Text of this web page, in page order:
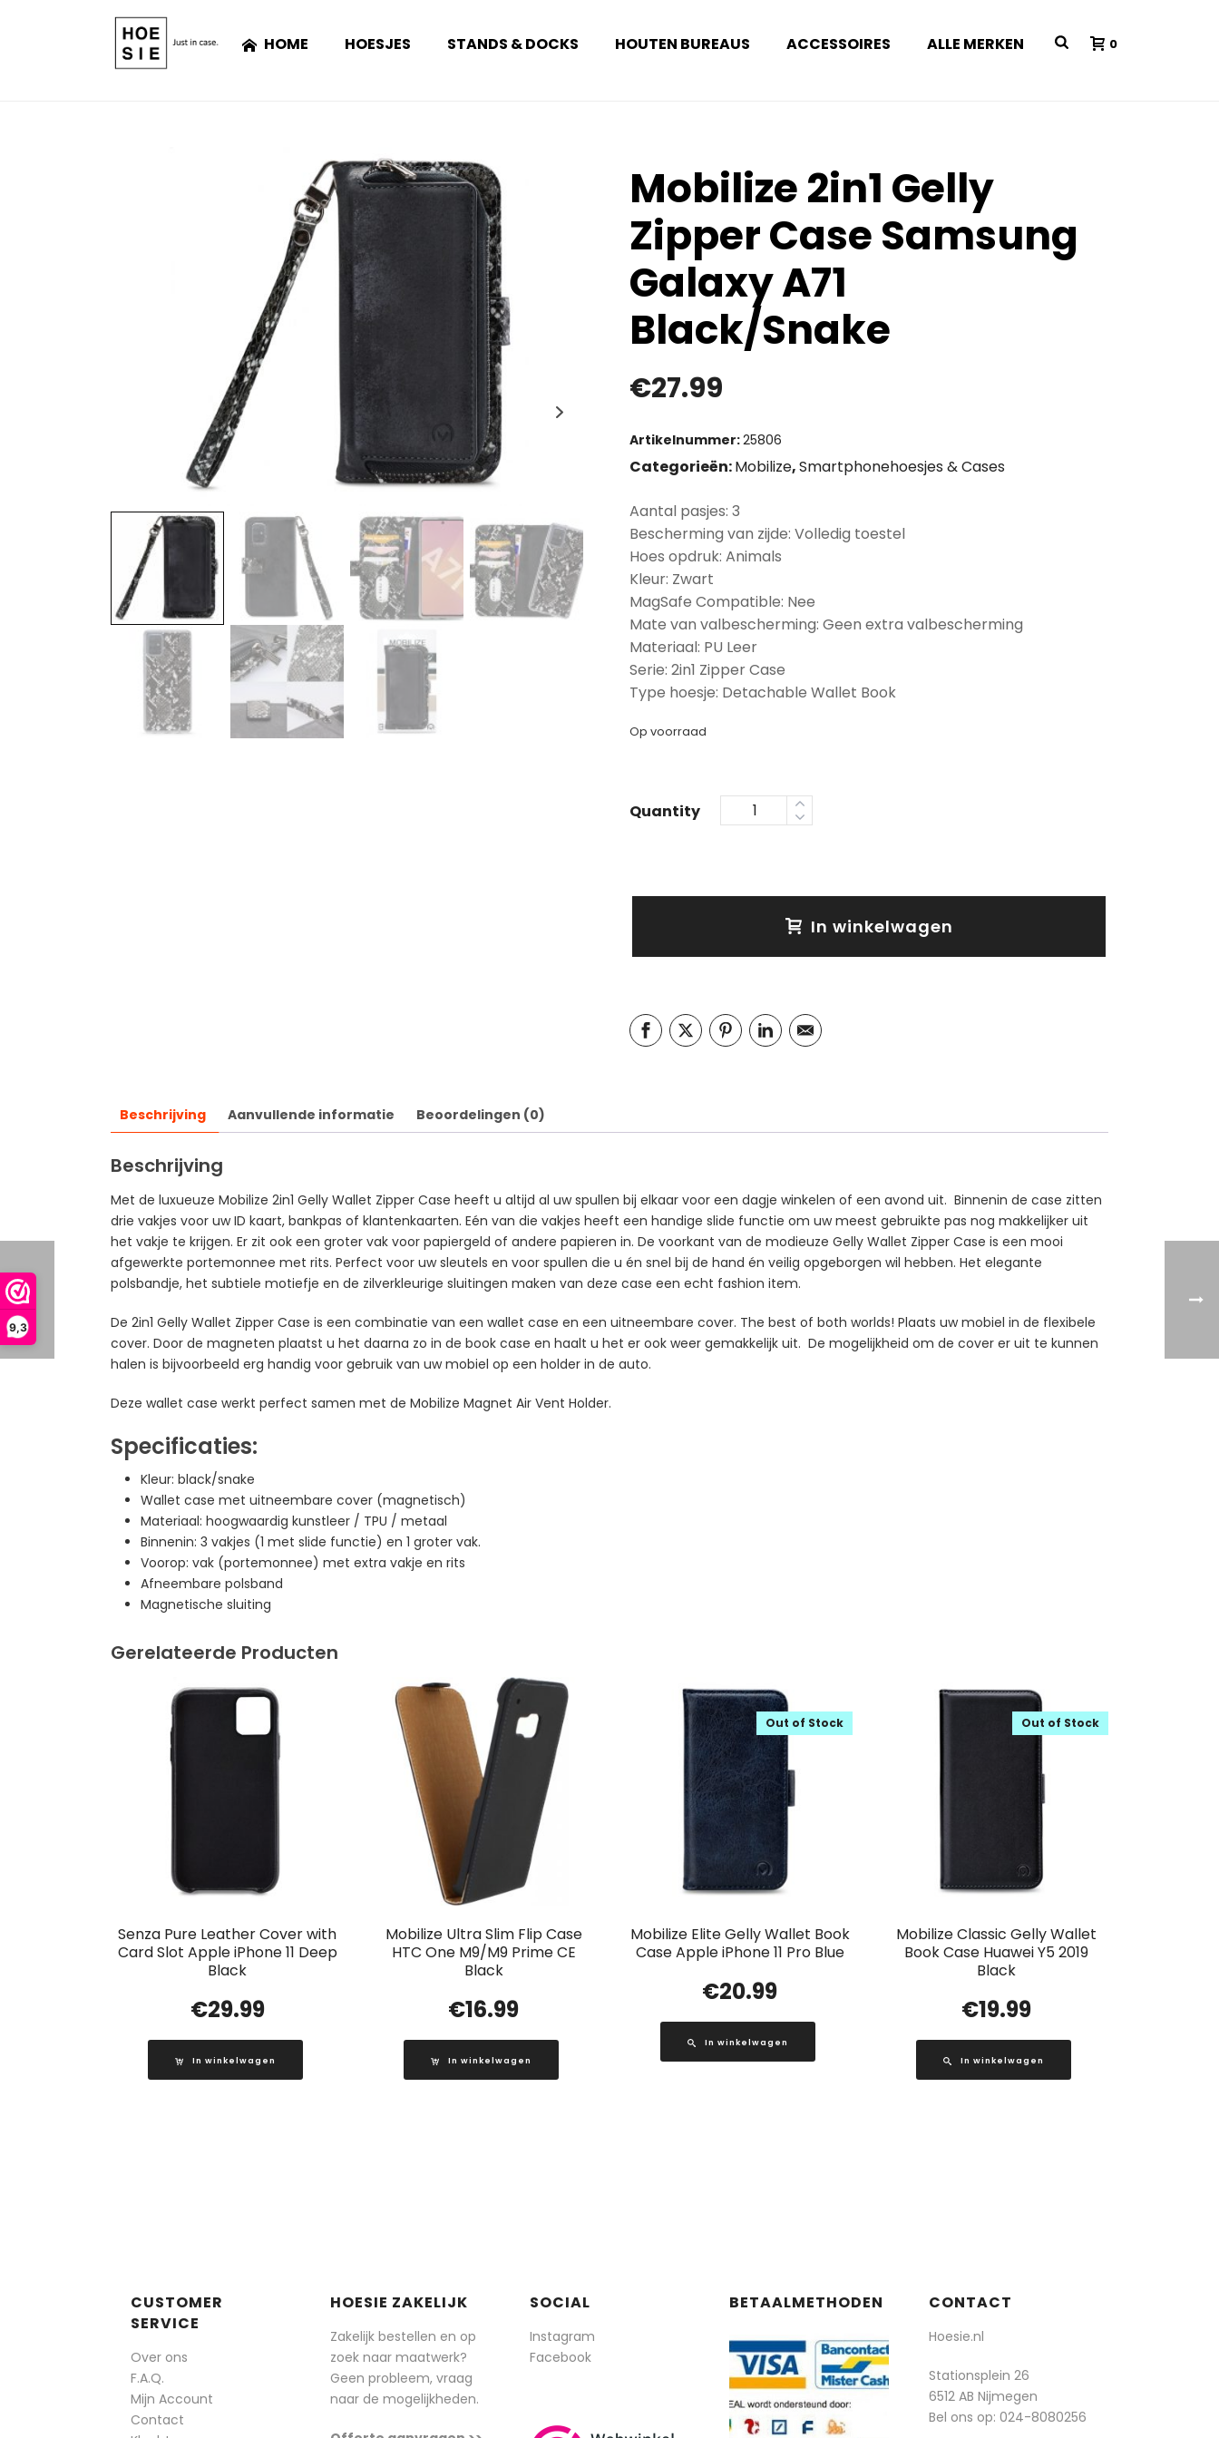
9,3
HOME HOESJES STANDS & DOCKS HOUTEN BUREAUS ACCESSOIRES ALLE MERKEN 0
Mobilize 2in1 Gelly
Zipper Case Samsung
Galaxy A71
Black/Snake
€27.99
Artikelnummer:25806
Categorieën:Mobilize,Smartphonehoesjes & Cases
Aantal pasjes: 3
Bescherming van zijde: Volledig toestel
Hoes opdruk: Animals
Kleur: Zwart
MagSafe Compatible: Nee
Mate van valbescherming: Geen extra valbescherming
Materiaal: PU Leer
Serie: 2in1 Zipper Case
Type hoesje: Detachable Wallet Book
Op voorraad
Quantity
In winkelwagen
Beschrijving Aanvullende informatie Beoordelingen (0)
Beschrijving
Met de luxueuze Mobilize 2in1 Gelly Wallet Zipper Case heeft u altijd al uw spullen bij elkaar voor een dagje winkelen of een avond uit. Binnenin de case zitten
drie vakjes voor uw ID kaart, bankpas of klantenkaarten. Eén van die vakjes heeft een handige slide functie om uw meest gebruikte pas nog makkelijker uit
het vakje te krijgen. Er zit ook een groter vak voor papiergeld of andere papieren in. De voorkant van de modieuze Gelly Wallet Zipper Case is een mooi
afgewerkte portemonnee met rits. Perfect voor uw sleutels en voor spullen die u én snel bij de hand én veilig opgeborgen wil hebben. Het elegante
polsbandje, het subtiele motiefje en de zilverkleurige sluitingen maken van deze case een echt fashion item.
De 2in1 Gelly Wallet Zipper Case is een combinatie van een wallet case en een uitneembare cover. The best of both worlds! Plaats uw mobiel in de flexibele
cover. Door de magneten plaatst u het daarna zo in de book case en haalt u het er ook weer gemakkelijk uit. De mogelijkheid om de cover er uit te kunnen
halen is bijvoorbeeld erg handig voor gebruik van uw mobiel op een holder in de auto.
Deze wallet case werkt perfect samen met de Mobilize Magnet Air Vent Holder.
Specificaties:
Kleur: black/snake
Wallet case met uitneembare cover (magnetisch)
Materiaal: hoogwaardig kunstleer / TPU / metaal
Binnenin: 3 vakjes (1 met slide functie) en 1 groter vak.
Voorop: vak (portemonnee) met extra vakje en rits
Afneembare polsband
Magnetische sluiting
Gerelateerde Producten
Senza Pure Leather Cover with
Card Slot Apple iPhone 11 Deep
Black
€29.99
In winkelwagen
Mobilize Ultra Slim Flip Case
HTC One M9/M9 Prime CE
Black
€16.99
In winkelwagen
Mobilize Elite Gelly Wallet Book
Case Apple iPhone 11 Pro Blue
Out of Stock
€20.99
In winkelwagen
Mobilize Classic Gelly Wallet
Book Case Huawei Y5 2019
Black
Out of Stock
€19.99
In winkelwagen
CUSTOMER
SERVICE
Over ons
F.A.Q.
Mijn Account
Contact
HOESIE ZAKELIJK
Zakelijk bestellen en op
zoek naar maatwerk?
Geen probleem, vraag
naar de mogelijkheden.
SOCIAL
Instagram
Facebook
BETAALMETHODEN CONTACT
Hoesie.nl
Stationsplein 26
6512 AB Nijmegen
Bel ons op: 024-8080256